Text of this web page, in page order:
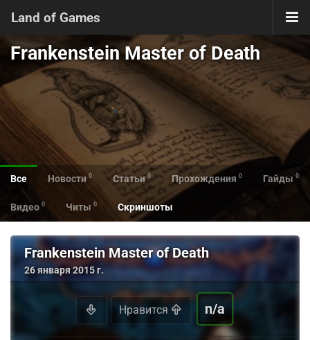
Land of Games
Frankenstein Master of Death
Все Новости 0 Статьи 0 Прохождения 0 Гайды 0
Видео 0 Читы 0 Скриншоты
Frankenstein Master of Death
26 января 2015 г.
Нравится n/a